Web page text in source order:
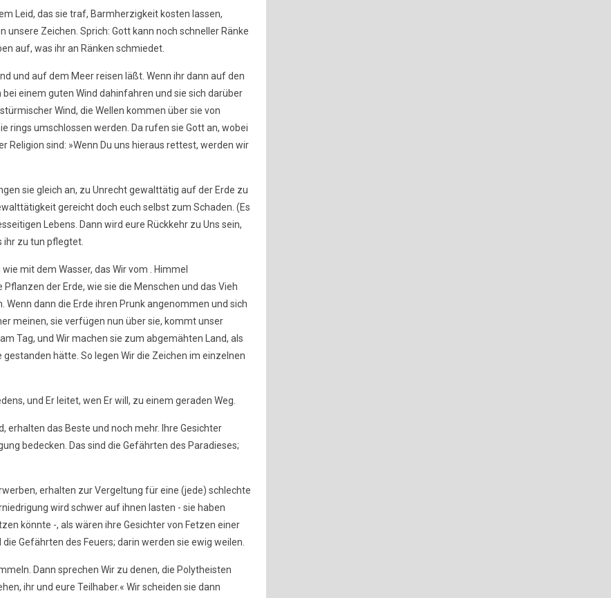
Leid, das sie traf, Barmherzigkeit kosten lassen,
unsere Zeichen. Sprich: Gott kann noch schneller Ränke
auf, was ihr an Ränken schmiedet.
und auf dem Meer reisen läßt. Wenn ihr dann auf den
einem guten Wind dahinfahren und sie sich darüber
Wind, die Wellen kommen über sie von
rings umschlossen werden. Da rufen sie Gott an, wobei
Religion sind: »Wenn Du uns hieraus rettest, werden wir
sie gleich an, zu Unrecht gewalttätig auf der Erde zu
gereicht doch euch selbst zum Schaden. (Es
Lebens. Dann wird eure Rückkehr zu Uns sein,
ihr zu tun pflegtet.
mit dem Wasser, das Wir vom . Himmel
der Erde, wie sie die Menschen und das Vieh
dann die Erde ihren Prunk angenommen und sich
meinen, sie verfügen nun über sie, kommt unser
Tag, und Wir machen sie zum abgemähten Land, als
hätte. So legen Wir die Zeichen im einzelnen
und Er leitet, wen Er will, zu einem geraden Weg.
erhalten das Beste und noch mehr. Ihre Gesichter
bedecken. Das sind die Gefährten des Paradieses;
erhalten zur Vergeltung für eine (jede) schlechte
wird schwer auf ihnen lasten - sie haben
könnte -, als wären ihre Gesichter von Fetzen einer
Gefährten des Feuers; darin werden sie ewig weilen.
Dann sprechen Wir zu denen, die Polytheisten
ihr und eure Teilhaber.« Wir scheiden sie dann